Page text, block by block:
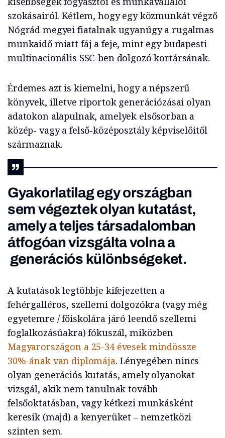
szokásairól. Kétlem, hogy egy közmunkát végző
Nógrád megyei fiatalnak ugyanúgy a rugalmas
munkaidő miatt fáj a feje, mint egy budapesti
multinacionális SSC-ben dolgozó kortársának.
Érdemes azt is kiemelni, hogy a népszerű
könyvek, illetve riportok generációzásai olyan
adatokon alapulnak, amelyek elsősorban a
közép- vagy a felső-középosztály képviselőitől
származnak.
Gyakorlatilag egy országban
sem végeztek olyan kutatást,
amely a teljes társadalomban
átfogóan vizsgálta volna a
generációs különbségeket.
A kutatások legtöbbje kifejezetten a
fehérgalléros, szellemi dolgozókra (vagy még
egyetemre / főiskolára járó leendő szellemi
foglalkozásúakra) fókuszál, miközben
Magyarországon a 25-34 évesek mindössze
30%-ának van diplomája. Lényegében nincs
olyan generációs kutatás, amely olyanokat
vizsgál, akik nem tanulnak tovább
felsőoktatásban, vagy kétkezi munkásként
keresik (majd) a kenyerüket – nemzetközi
szinten sem.